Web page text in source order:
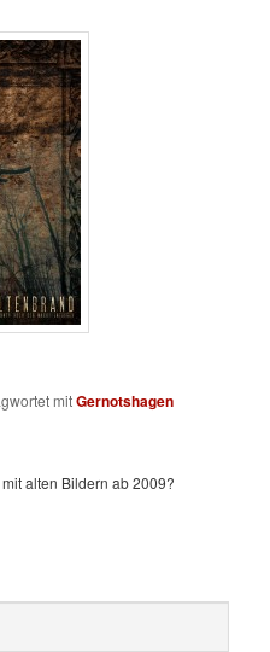
mitGernotshagen
mit alten Bildern ab 2009?